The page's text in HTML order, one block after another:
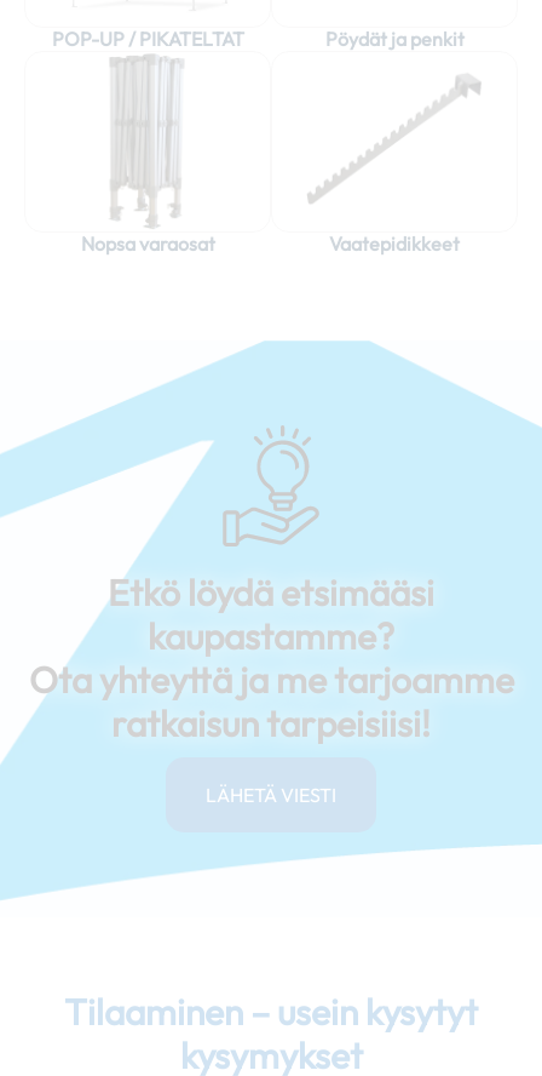
POP-UP / PIKATELTAT Pöydät ja penkit
Nopsa varaosat Vaatepidikkeet
Etkö löydä etsimääsi
kaupastamme?
Ota yhteyttä ja me tarjoamme
ratkaisun tarpeisiisi!
LÄHETÄ VIESTI
Tilaaminen – usein kysytyt
kysymykset